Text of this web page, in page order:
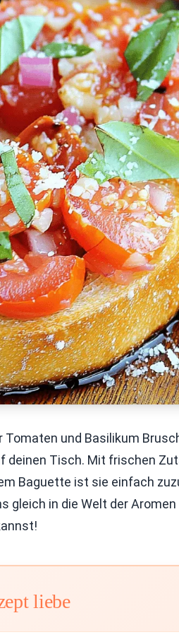
und Basilikum
deinen Tisch. Mit frischen
Baguette ist sie einfach
gleich in die Welt der
liebe